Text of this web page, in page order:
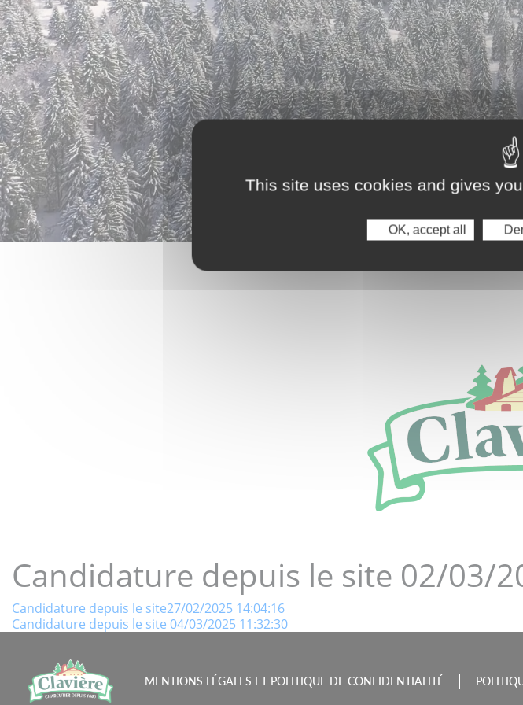
Candidature depuis le site 02/03/
Navigation
l’article
Candidature depuis le site27/02/2025 14:04:16
Candidature depuis le site 04/03/2025 11:32:30
MENTIONS LÉGALES ET POLITIQUE DE CONFIDENTIALITÉ
This site uses cookies and gives
OK, accept all